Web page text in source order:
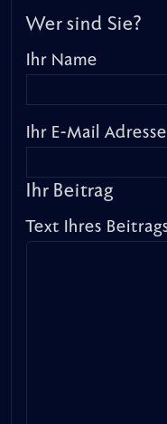
Wer sind Sie?
Ihr Name
Ihr E-Mail Adresse
Ihr Beitrag